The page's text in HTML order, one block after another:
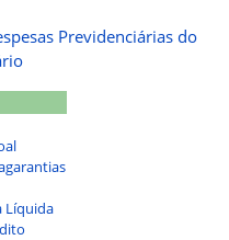
Previdenciárias do
Líquida